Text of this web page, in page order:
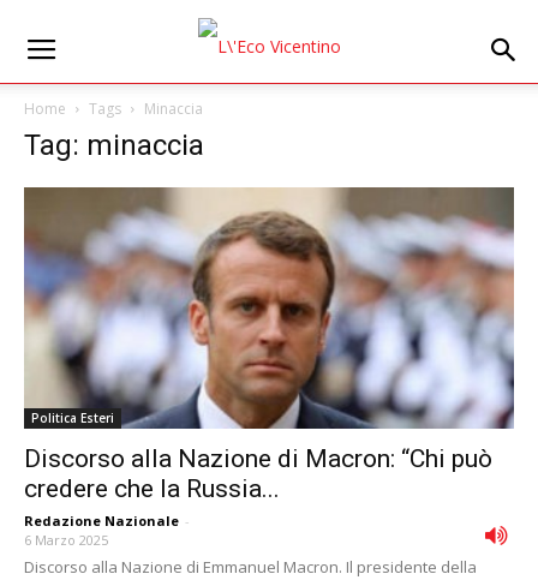
Home Tags Minaccia
Tag: minaccia
Politica Esteri
Discorso alla Nazione di Macron: “Chi può
credere che la Russia...
Redazione Nazionale -
6 Marzo 2025
Discorso alla Nazione di Emmanuel Macron. Il presidente della